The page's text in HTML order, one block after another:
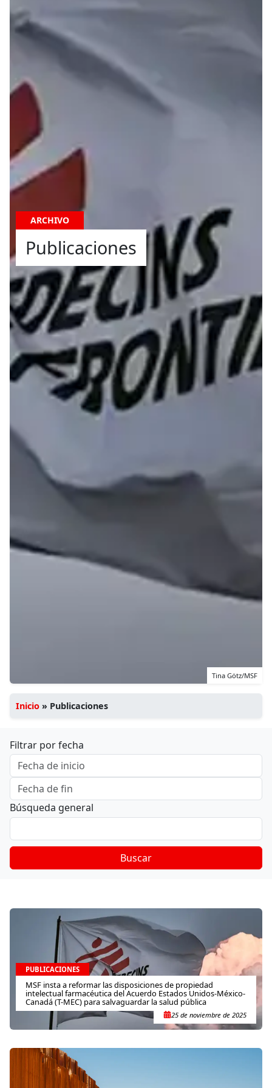
ARCHIVO
Publicaciones
Tina Götz/MSF
Inicio » Publicaciones
Filtrar por fecha
Búsqueda general
Buscar
PUBLICACIONES
MSF insta a reformar las disposiciones de propiedad
intelectual farmacéutica del Acuerdo Estados Unidos-México-
Canadá (T-MEC) para salvaguardar la salud pública
25 de noviembre de 2025